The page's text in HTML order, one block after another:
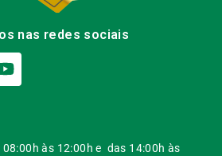
nas redes sociais
08:00h às 12:00h e das 14:00h às